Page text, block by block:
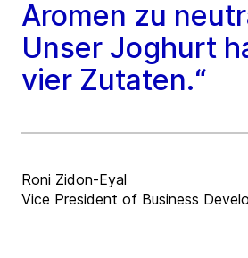
Aromen zu
Unser Joghurt
vier Zutaten.“
Roni Zidon-Eyal
Vice President of Business